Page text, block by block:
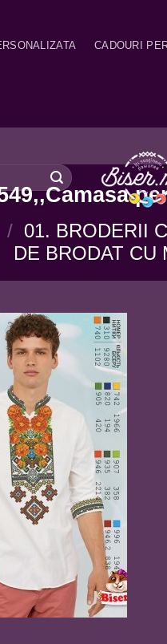
CADOURI
/ 01. BRODERII
DE BRODAT CU